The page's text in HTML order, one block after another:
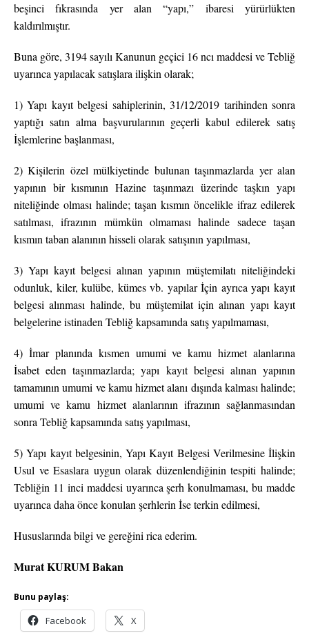
beşinci fıkrasında yer alan “yapı,” ibaresi yürürlükten
kaldırılmıştır.
Buna göre, 3194 sayılı Kanunun geçici 16 ncı maddesi ve Tebliğ
uyarınca yapılacak satışlara ilişkin olarak;
1) Yapı kayıt belgesi sahiplerinin, 31/12/2019 tarihinden sonra
yaptığı satın alma başvurularının geçerli kabul edilerek satış
İşlemlerine başlanması,
2) Kişilerin özel mülkiyetinde bulunan taşınmazlarda yer alan
yapının bir kısmının Hazine taşınmazı üzerinde taşkın yapı
niteliğinde olması halinde; taşan kısmın öncelikle ifraz edilerek
satılması, ifrazının mümkün olmaması halinde sadece taşan
kısmın taban alanının hisseli olarak satışının yapılması,
3) Yapı kayıt belgesi alınan yapının müştemilatı niteliğindeki
odunluk, kiler, kulübe, kümes vb. yapılar İçin ayrıca yapı kayıt
belgesi alınması halinde, bu müştemilat için alınan yapı kayıt
belgelerine istinaden Tebliğ kapsamında satış yapılmaması,
4) İmar planında kısmen umumi ve kamu hizmet alanlarına
İsabet eden taşınmazlarda; yapı kayıt belgesi alınan yapının
tamamının umumi ve kamu hizmet alanı dışında kalması halinde;
umumi ve kamu hizmet alanlarının ifrazının sağlanmasından
sonra Tebliğ kapsamında satış yapılması,
5) Yapı kayıt belgesinin, Yapı Kayıt Belgesi Verilmesine İlişkin
Usul ve Esaslara uygun olarak düzenlendiğinin tespiti halinde;
Tebliğin 11 inci maddesi uyarınca şerh konulmaması, bu madde
uyarınca daha önce konulan şerhlerin İse terkin edilmesi,
Hususlarında bilgi ve gereğini rica ederim.
Murat KURUM Bakan
Bunu paylaş:
Facebook X